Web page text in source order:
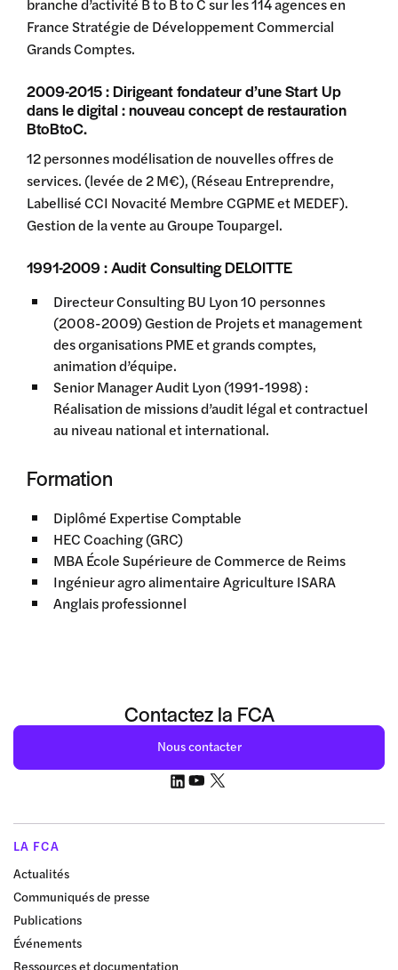
France Stratégie de Développement Commercial
Grands Comptes.
2009-2015 : Dirigeant fondateur d’une Start Up
dans le digital : nouveau concept de restauration
BtoBtoC.
12 personnes modélisation de nouvelles offres de
services. (levée de 2 M€), (Réseau Entreprendre,
Labellisé CCI Novacité Membre CGPME et MEDEF).
Gestion de la vente au Groupe Toupargel.
1991-2009 : Audit Consulting DELOITTE
Directeur Consulting BU Lyon 10 personnes
(2008-2009) Gestion de Projets et management
des organisations PME et grands comptes,
animation d’équipe.
Senior Manager Audit Lyon (1991-1998) :
Réalisation de missions d’audit légal et contractuel
au niveau national et international.
Formation
Diplômé Expertise Comptable
HEC Coaching (GRC)
MBA École Supérieure de Commerce de Reims
Ingénieur agro alimentaire Agriculture ISARA
Anglais professionnel
Contactez la FCA
Nous contacter
LA FCA
Actualités
Communiqués de presse
Publications
Événements
Ressources et documentation